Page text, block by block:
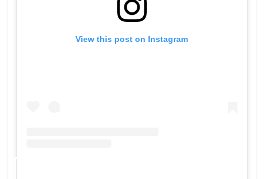
View this post on Instagram